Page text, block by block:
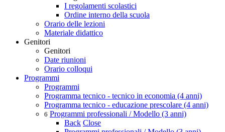
I regolamenti scolastici
Ordine interno della scuola
Orario delle lezioni
Materiale didattico
Genitori
Genitori
Date riunioni
Orario colloqui
Programmi
Programmi
Programma tecnico - tecnico in economia (4 anni)
Programma tecnico - educazione prescolare (4 anni)
6 Programmi professionali / Modello (3 anni)
Back Close